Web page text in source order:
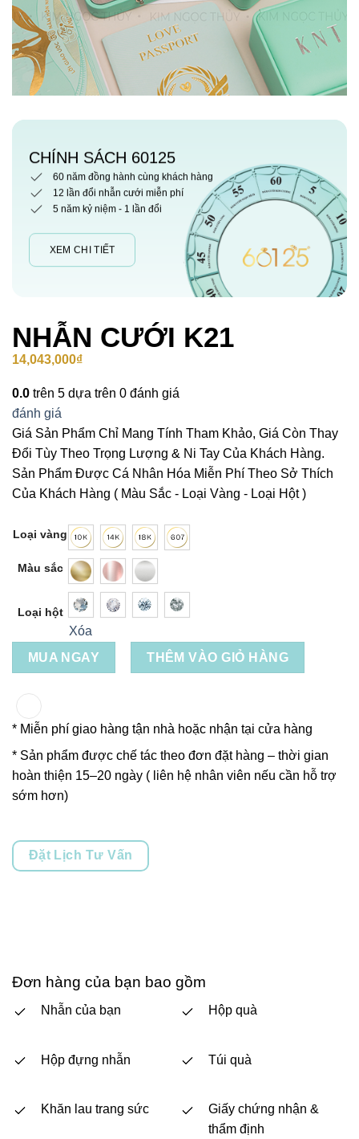
CHÍNH SÁCH 60125
60 năm đồng hành cùng khách hàng
12 lần đổi nhẫn cưới miễn phí
5 năm kỷ niệm - 1 lần đổi
XEM CHI TIẾT
NHẪN CƯỚI K21
14,043,000₫
0.0 trên 5 dựa trên 0 đánh giá
đánh giá
Giá Sản Phẩm Chỉ Mang Tính Tham Khảo, Giá Còn Thay
Đổi Tùy Theo Trọng Lượng & Ni Tay Của Khách Hàng.
Sản Phẩm Được Cá Nhân Hóa Miễn Phí Theo Sở Thích
Của Khách Hàng ( Màu Sắc - Loại Vàng - Loại Hột )
Loại vàng
Màu sắc
Loại hột
Xóa
MUA NGAY
THÊM VÀO GIỎ HÀNG
* Miễn phí giao hàng tận nhà hoặc nhận tại cửa hàng
* Sản phẩm được chế tác theo đơn đặt hàng – thời gian
hoàn thiện 15–20 ngày ( liên hệ nhân viên nếu cần hỗ trợ
sớm hơn)
Đặt Lịch Tư Vấn
Đơn hàng của bạn bao gồm
Nhẫn của bạn
Hộp đựng nhẫn
Khăn lau trang sức
Hộp quà
Túi quà
Giấy chứng nhận &
thẩm định